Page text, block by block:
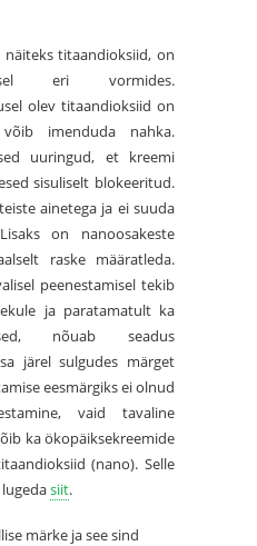
titaandioksiid, on
eri vormides.
olev titaandioksiid on
imenduda nahka.
uuringud, et kreemi
sisuliselt blokeeritud.
ainetega ja ei suuda
on nanoosakeste
raske määratleda.
peenestamisel tekib
ja paratamatult ka
nõuab seadus
järel sulgudes märget
eesmärgiks ei olnud
vaid tavaline
ka ökopäiksekreemide
(nano). Selle
siit.
märke ja see sind